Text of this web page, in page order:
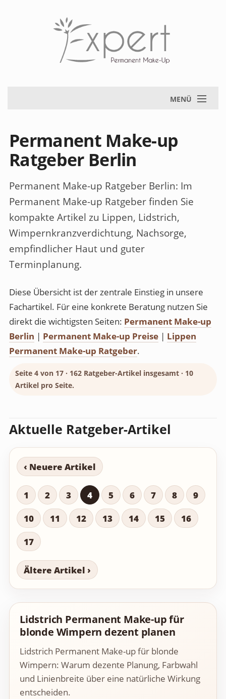
MENÜ
Permanent Make-up
Ratgeber Berlin
Permanent Make-up Ratgeber Berlin: Im
Permanent Make-up Ratgeber finden Sie
kompakte Artikel zu Lippen, Lidstrich,
Wimpernkranzverdichtung, Nachsorge,
empfindlicher Haut und guter
Terminplanung.
Diese Übersicht ist der zentrale Einstieg in unsere
Fachartikel. Für eine konkrete Beratung nutzen Sie
direkt die wichtigsten Seiten: Permanent Make-up
Berlin | Permanent Make-up Preise | Lippen
Permanent Make-up Ratgeber.
Seite 4 von 17 · 162 Ratgeber-Artikel insgesamt · 10
Artikel pro Seite.
Aktuelle Ratgeber-Artikel
‹ Neuere Artikel
1 2 3 4 5 6 7 8
9
10
11 12 13 14 15
16
17
Ältere Artikel ›
Lidstrich Permanent Make-up für
blonde Wimpern dezent planen
Lidstrich Permanent Make-up für blonde
Wimpern: Warum dezente Planung, Farbwahl
und Linienbreite über eine natürliche Wirkung
entscheiden.